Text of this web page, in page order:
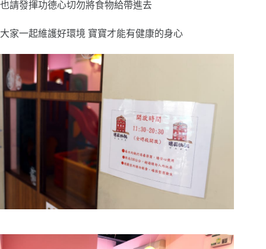
也請發揮功德心切勿將食物給帶進去
大家一起維護好環境 寶寶才能有健康的身心